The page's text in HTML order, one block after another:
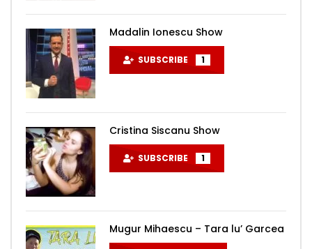
Madalin Ionescu Show
SUBSCRIBE 1
Cristina Siscanu Show
SUBSCRIBE 1
Mugur Mihaescu – Tara lu’ Garcea